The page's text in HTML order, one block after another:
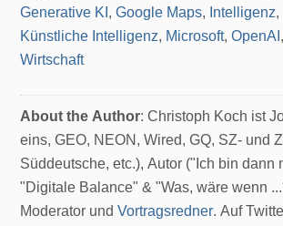
Generative KI ,Google Maps, Intelligenz,
Künstliche Intelligenz, Microsoft,OpenAI ,
Wirtschaft
About the Author: Christoph Koch ist
eins, GEO, NEON, Wired, GQ, SZ- und
Süddeutsche, etc.), Autor ("Ich bin dann
"Digitale Balance" & "Was, wäre wenn
Moderator undVortragsredner. Auf